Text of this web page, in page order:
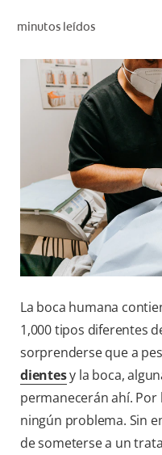
minutos leídos
La boca humana
1,000 tipos diferentes
sorprenderse que a
dientesy la boca,
permanecerán ahí.
ningún problema. Sin
de someterse a un